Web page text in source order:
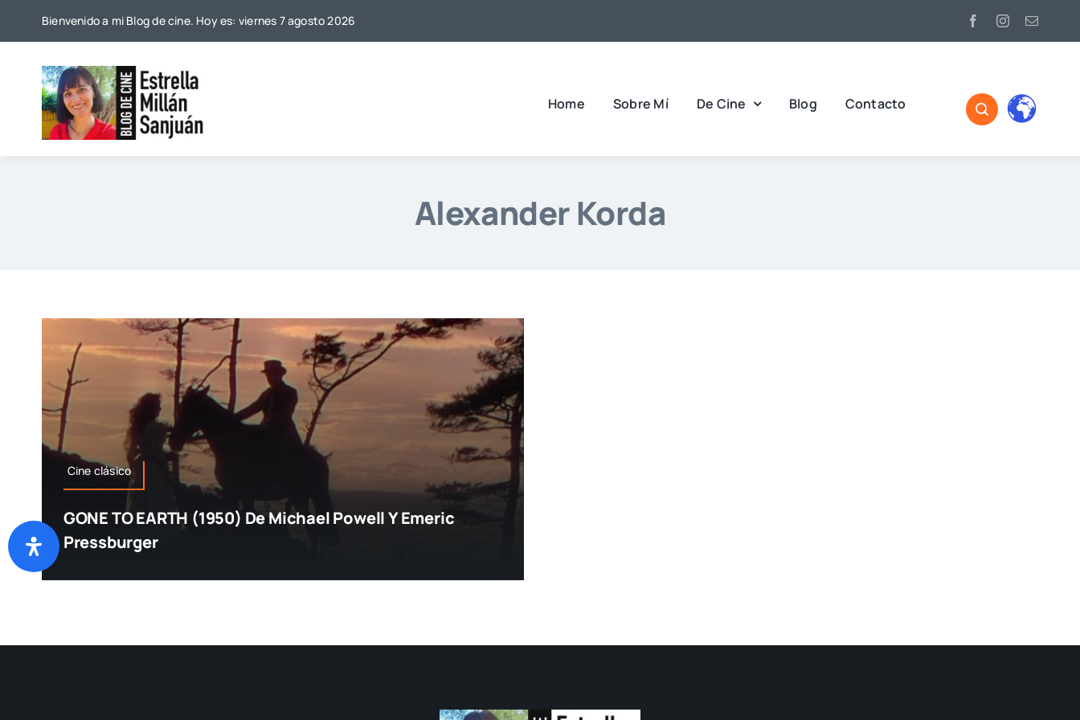
Bienvenido a mi Blog de cine. Hoy es: viernes 7 agosto 2026
Home Sobre Mí De Cine Blog Contacto
Alexander Korda
Cine clásico
GONE TO EARTH (1950) De Michael Powell Y Emeric
Pressburger